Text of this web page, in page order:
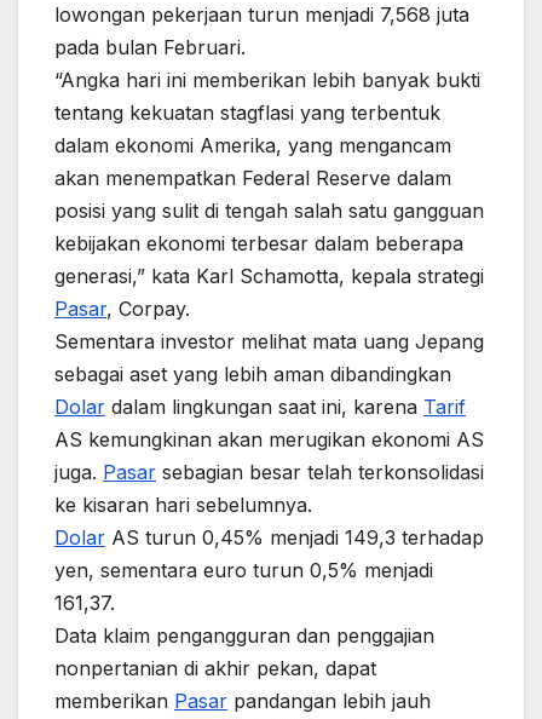
lowongan pekerjaan turun menjadi 7,568 juta
pada bulan Februari.
“Angka hari ini memberikan lebih banyak bukti
tentang kekuatan stagflasi yang terbentuk
dalam ekonomi Amerika, yang mengancam
akan menempatkan Federal Reserve dalam
posisi yang sulit di tengah salah satu gangguan
kebijakan ekonomi terbesar dalam beberapa
generasi,” kata Karl Schamotta, kepala strategi
Pasar, Corpay.
Sementara investor melihat mata uang Jepang
sebagai aset yang lebih aman dibandingkan
Dolar dalam lingkungan saat ini, karena Tarif
AS kemungkinan akan merugikan ekonomi AS
juga. Pasar sebagian besar telah terkonsolidasi
ke kisaran hari sebelumnya.
Dolar AS turun 0,45% menjadi 149,3 terhadap
yen, sementara euro turun 0,5% menjadi
161,37.
Data klaim pengangguran dan penggajian
nonpertanian di akhir pekan, dapat
memberikan Pasar pandangan lebih jauh